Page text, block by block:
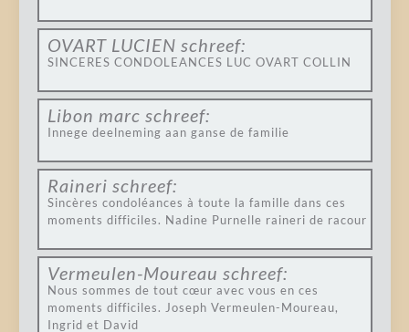
OVART LUCIEN schreef:
SINCERES CONDOLEANCES LUC OVART COLLIN
Libon marc schreef:
Innege deelneming aan ganse de familie
Raineri schreef:
Sincères condoléances à toute la famille dans ces
moments difficiles. Nadine Purnelle raineri de racour
Vermeulen-Moureau schreef:
Nous sommes de tout cœur avec vous en ces
moments difficiles. Joseph Vermeulen-Moureau,
Ingrid et David